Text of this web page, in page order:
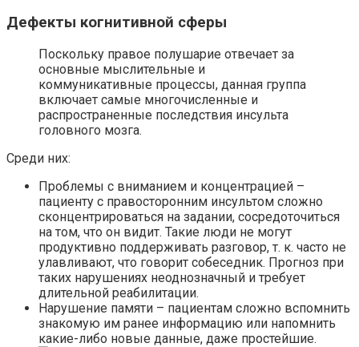
Дефекты когнитивной сферы
Поскольку правое полушарие отвечает за
основные мыслительные и
коммуникативные процессы, данная группа
включает самые многочисленные и
распространенные последствия инсульта
головного мозга.
Среди них:
Проблемы с вниманием и концентрацией –
пациенту с правосторонним инсультом сложно
сконцентрироваться на задании, сосредоточиться
на том, что он видит. Такие люди не могут
продуктивно поддерживать разговор, т. к. часто не
улавливают, что говорит собеседник. Прогноз при
таких нарушениях неоднозначный и требует
длительной реабилитации.
Нарушение памяти – пациентам сложно вспомнить
знакомую им ранее информацию или напомнить
какие-либо новые данные, даже простейшие.